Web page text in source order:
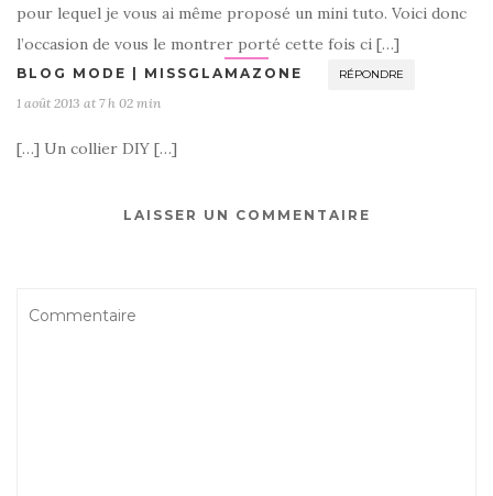
pour lequel je vous ai même proposé un mini tuto. Voici donc
l’occasion de vous le montrer porté cette fois ci […]
BLOG MODE | MISSGLAMAZONE RÉPONDRE
1 août 2013 at 7 h 02 min
[…] Un collier DIY […]
LAISSER UN COMMENTAIRE